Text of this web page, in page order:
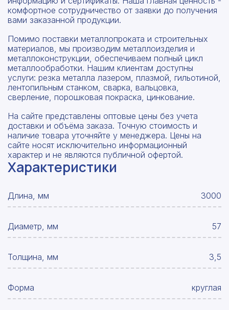
комфортное сотрудничество от заявки до получения
вами заказанной продукции.
Помимо поставки металлопроката и строительных
материалов, мы производим металлоизделия и
металлоконструкции, обеспечиваем полный цикл
металлообработки. Нашим клиентам доступны
услуги: резка металла лазером, плазмой, гильотиной,
лентопильным станком, сварка, вальцовка,
сверление, порошковая покраска, цинкование.
На сайте представлены оптовые цены без учета
доставки и объёма заказа. Точную стоимость и
наличие товара уточняйте у менеджера. Цены на
сайте носят исключительно информационный
характер и не являются публичной офертой.
Характеристики
Длина, мм 3000
Диаметр, мм 57
Толщина, мм 3,5
Форма круглая